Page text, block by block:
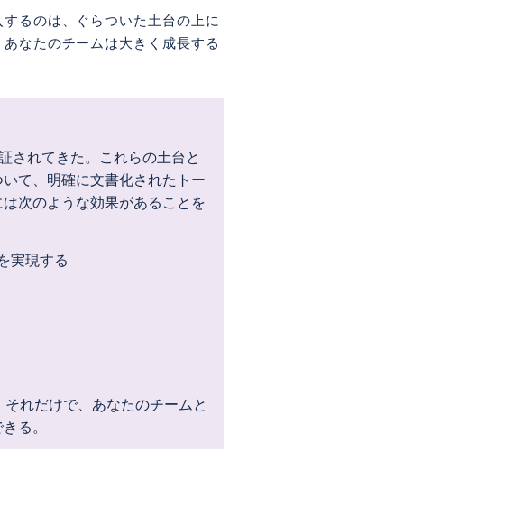
るのは、ぐらついた土台の上に
なたのチームは大きく成長する
されてきた。これらの土台と
て、明確に文書化されたトー
次のような効果があることを
実現する
れだけで、あなたのチームと
る。